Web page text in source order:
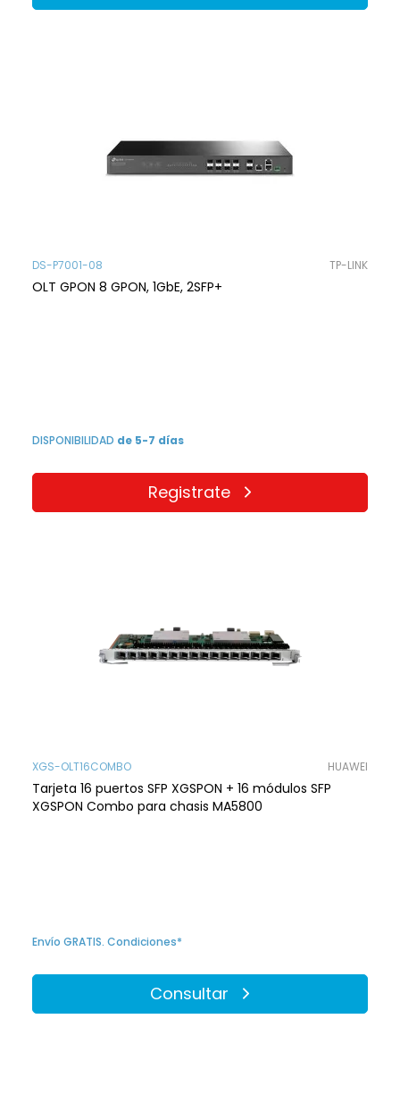
DS-P7001-08 TP-LINK
OLT GPON 8 GPON, 1GbE, 2SFP+
DISPONIBILIDAD de 5-7 días
Registrate
XGS-OLT16COMBO HUAWEI
Tarjeta 16 puertos SFP XGSPON + 16 módulos SFP
XGSPON Combo para chasis MA5800
Envío GRATIS. Condiciones*
Consultar